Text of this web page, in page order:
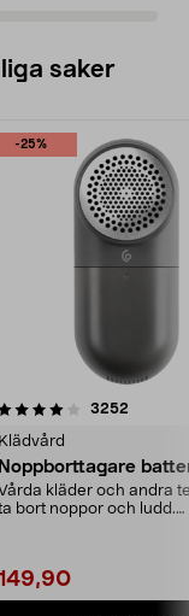
saker
-25%
3252
Klädvård
Noppborttagare
kläder och andra
bort noppor och ludd.
4.5av 5 stjärnor